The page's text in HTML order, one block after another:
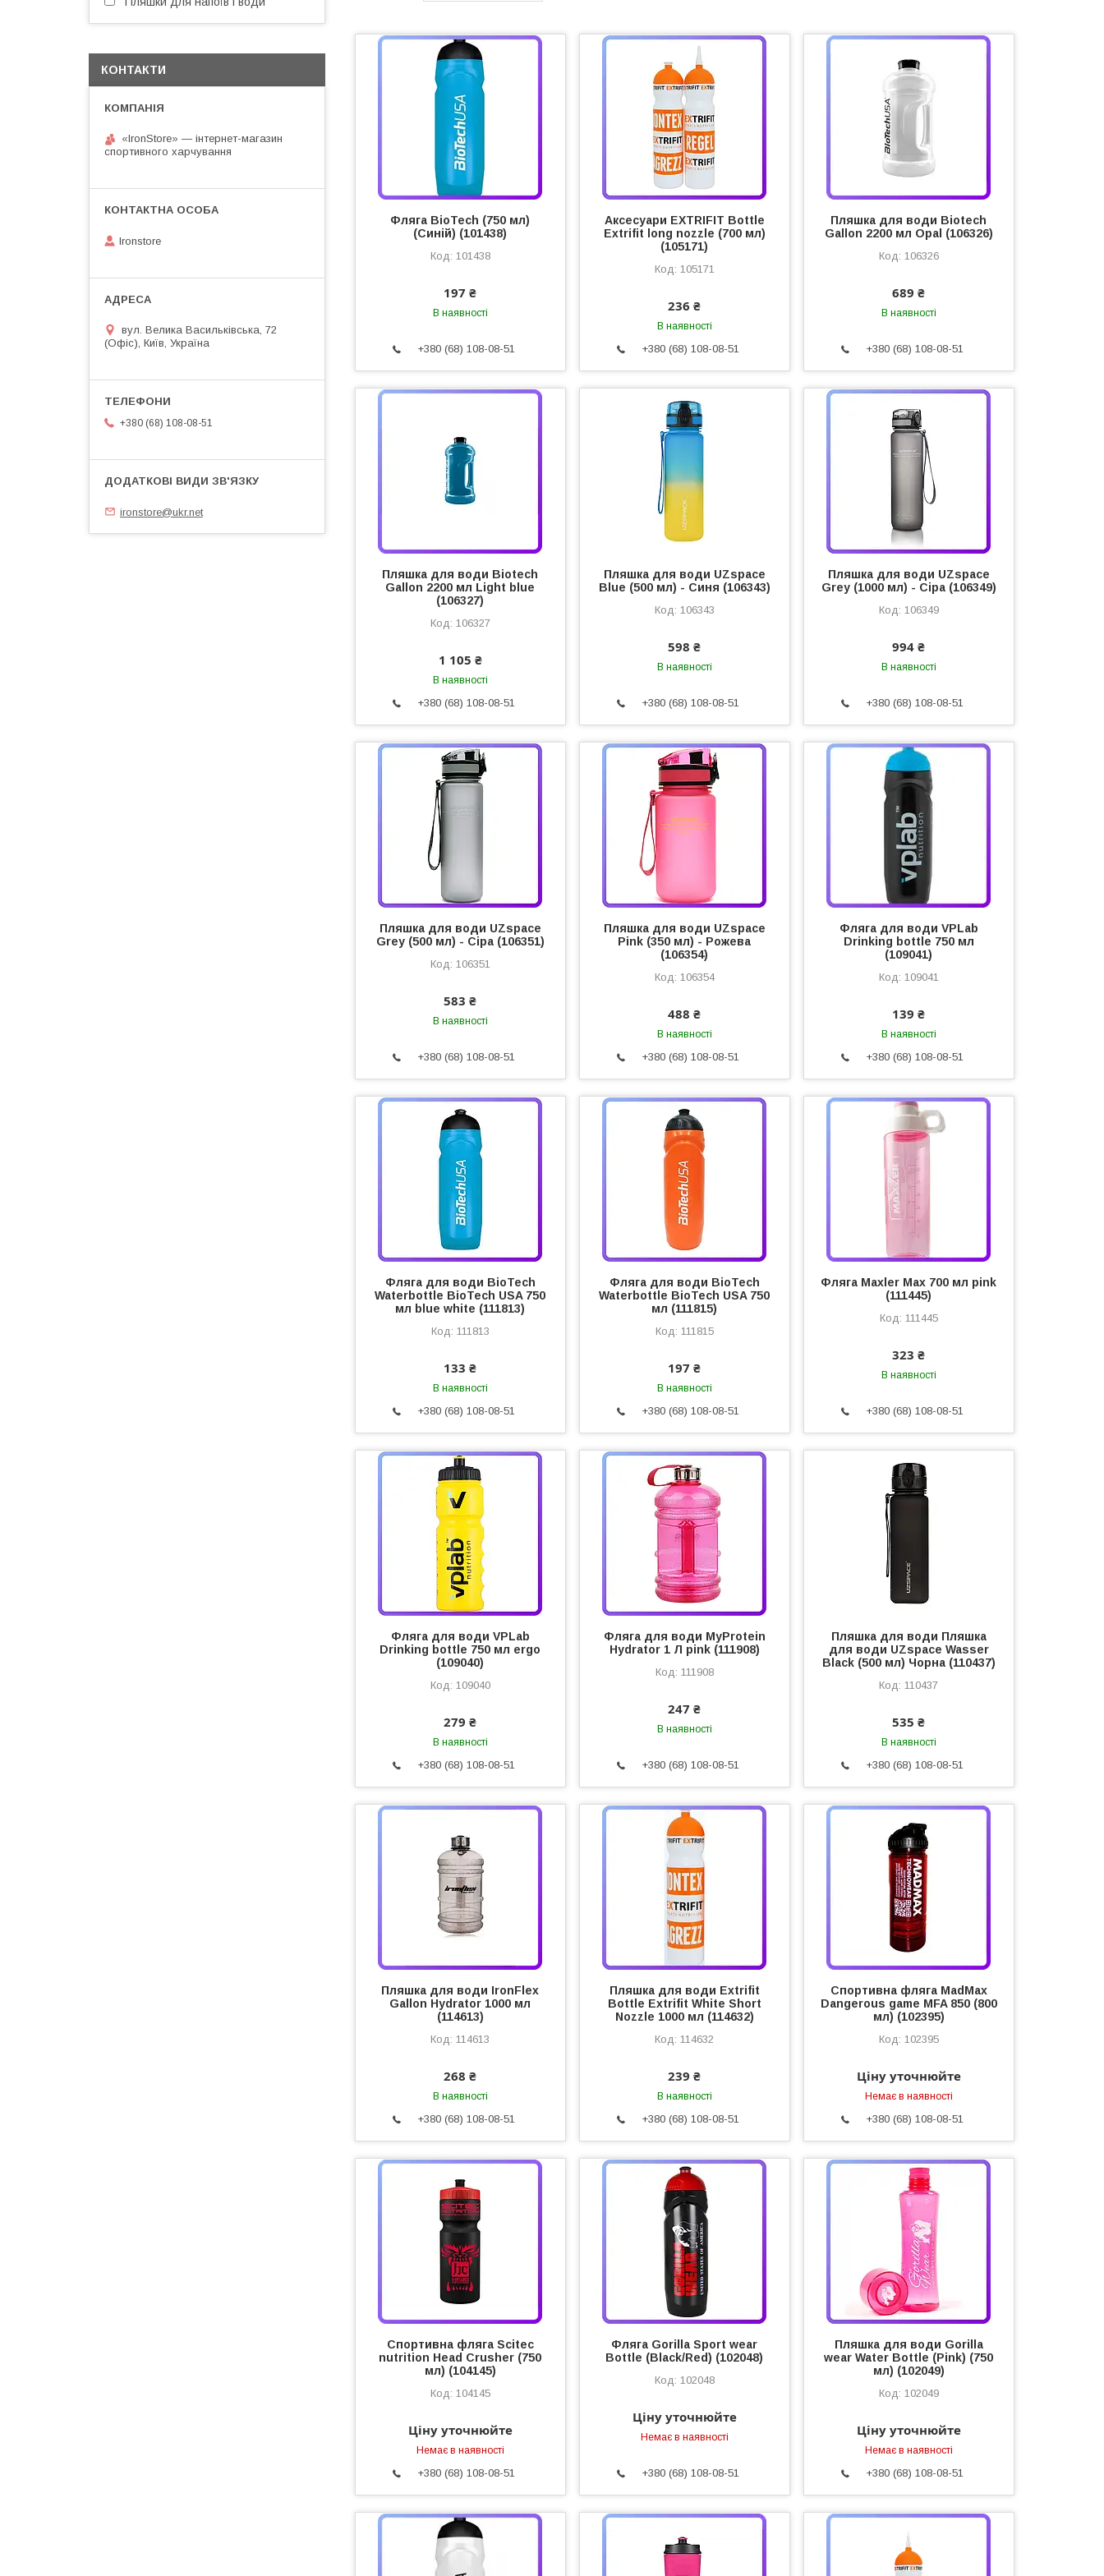
Фляга BioTech (750 мл)
(Синій) (101438)
101438
197 ₴
В наявності
+380 (68) 108-08-51
Аксесуари EXTRIFIT Bottle
Extrifit long nozzle (700 мл)
(105171)
105171
236 ₴
В наявності
+380 (68) 108-08-51
Пляшка для води Biotech
Gallon 2200 мл Opal (106326)
106326
689 ₴
В наявності
+380 (68) 108-08-51
Пляшка для води Biotech
Gallon 2200 мл Light blue
(106327)
106327
1 105 ₴
В наявності
+380 (68) 108-08-51
Пляшка для води UZspace
Blue (500 мл) - Синя (106343)
106343
598 ₴
В наявності
+380 (68) 108-08-51
Пляшка для води UZspace
Grey (1000 мл) - Сіра (106349)
106349
994 ₴
В наявності
+380 (68) 108-08-51
Пляшка для води UZspace
Grey (500 мл) - Сіра (106351)
106351
583 ₴
В наявності
+380 (68) 108-08-51
Пляшка для води UZspace
Pink (350 мл) - Рожева
(106354)
106354
488 ₴
В наявності
+380 (68) 108-08-51
Фляга для води VPLab
Drinking bottle 750 мл
(109041)
109041
139 ₴
В наявності
+380 (68) 108-08-51
Фляга для води BioTech
Waterbottle BioTech USA 750
мл blue white (111813)
111813
133 ₴
В наявності
+380 (68) 108-08-51
Фляга для води BioTech
Waterbottle BioTech USA 750
мл (111815)
111815
197 ₴
В наявності
+380 (68) 108-08-51
Фляга Maxler Max 700 мл pink
(111445)
111445
323 ₴
В наявності
+380 (68) 108-08-51
Фляга для води VPLab
Drinking bottle 750 мл ergo
(109040)
109040
279 ₴
В наявності
+380 (68) 108-08-51
Фляга для води MyProtein
Hydrator 1 Л pink (111908)
111908
247 ₴
В наявності
+380 (68) 108-08-51
Пляшка для води Пляшка
для води UZspace Wasser
Black (500 мл) Чорна (110437)
110437
535 ₴
В наявності
+380 (68) 108-08-51
Пляшка для води IronFlex
Gallon Hydrator 1000 мл
(114613)
114613
268 ₴
В наявності
+380 (68) 108-08-51
Пляшка для води Extrifit
Bottle Extrifit White Short
Nozzle 1000 мл (114632)
114632
239 ₴
В наявності
+380 (68) 108-08-51
Спортивна фляга MadMax
Dangerous game MFA 850 (800
мл) (102395)
102395
Ціну уточнюйте
Немає в наявності
+380 (68) 108-08-51
Спортивна фляга Scitec
nutrition Head Crusher (750
мл) (104145)
104145
Ціну уточнюйте
Немає в наявності
+380 (68) 108-08-51
Фляга Gorilla Sport wear
Bottle (Black/Red) (102048)
102048
Ціну уточнюйте
Немає в наявності
+380 (68) 108-08-51
Пляшка для води Gorilla
wear Water Bottle (Pink) (750
мл) (102049)
102049
Ціну уточнюйте
Немає в наявності
+380 (68) 108-08-51
КОНТАКТИ
«IronStore» — інтернет-магазин
спортивного харчування
Ironstore
вул. Велика Васильківська, 72
(Офіс), Київ, Україна
+380 (68) 108-08-51
ironstore@ukr.net